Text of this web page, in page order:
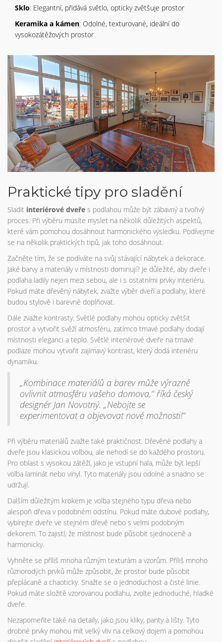
Sklo: Elegantní, přidává světlo, opticky zvětšuje prostor
Keramika a kámen: Odolné, texturované, ideální do
vysokozátěžových prostor
Praktické tipy pro sladění
Sladit interiérové dveře s podlahou může být zábavný a tvořivý
proces. Při výběru musíte myslet na několik důležitých aspektů,
které vám pomohou dosáhnout harmonického výsledku. Podívejme
se na několik praktických tipů, jak toho dosáhnout.
Začněte tím, že se podíváte na svůj stávající nábytek a dekorace.
Jaké barvy a materiály v místnosti dominují? Je důležité, aby dveře i
podlaha ladily nejen mezi sebou, ale i s ostatními prvky interiéru.
Pokud máte dřevěný nábytek, zvažte výběr dveří a podlahy, které
budou stylově i barevně doplňovat.
Dále zvažte kontrasty. Světlé podlahy mohou opticky zvětšit
prostor a vytvořit svěží atmosféru, zatímco tmavé podlahy dodají
místnosti eleganci a teplo. Světlé interiérové dveře na tmavé
podlaze mohou vytvořit zajímavý kontrast, který dodá interiéru
dynamiku.
„Kombinace materiálů a barev může výrazně
ovlivnit atmosféru vašeho domova,“ říká český
designér Jan Novotný. „Nebojte se
experimentovat a objevovat nové možnosti!“
Při výběru materiálů zvažte také praktičnost. Dřevěné podlahy a
dveře jsou klasickou volbou, ale nehodí se do každého prostoru.
Pro oblast s vysokou zátěží, jako je vstupní hala, může být lepší
volba laminát nebo vinyl. Tyto materiály jsou odolné a snadno se
udržují.
Dalším důležitým krokem je volba stejného typu dřeva nebo
alespoň dřeva v podobném odstínu. Pokud máte dubové podlahy,
vybírejte dveře ve stejném dřevě nebo s velmi podobným
dekorem. To zajistí, že místnost bude působit sjednoceně a
harmonicky.
Vyhněte se příliš mnoha různým texturám a vzorům. Příliš mnoho
různorodých prvků může způsobit, že prostor bude působit
přeplácaně a chaoticky. Snažte se o jednoduchost a čisté linie.
Pokud máte složitě vzorovanou podlahu, zvolte jednoduché, hladké
dveře.
Nezapomeňte také na detaily, jako jsou kliky, panty a lišty. Tyto
drobné prvky mohou mít velký vliv na celkový dojem a pomohou